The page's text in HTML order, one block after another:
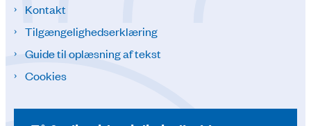
Kontakt
Tilgængelighedserklæring
Guide til oplæsning af tekst
Cookies